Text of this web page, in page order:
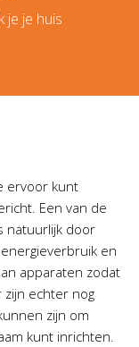
je je huis
ervoor kunt
Een van de
natuurlijk door
en
apparaten zodat
zijn echter nog
zijn om
kunt inrichten.